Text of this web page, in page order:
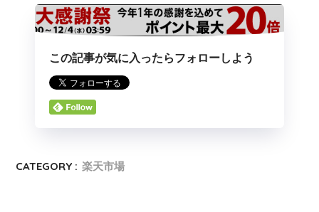
この記事が気に入ったらフォローしよう
CATEGORY : 楽天市場